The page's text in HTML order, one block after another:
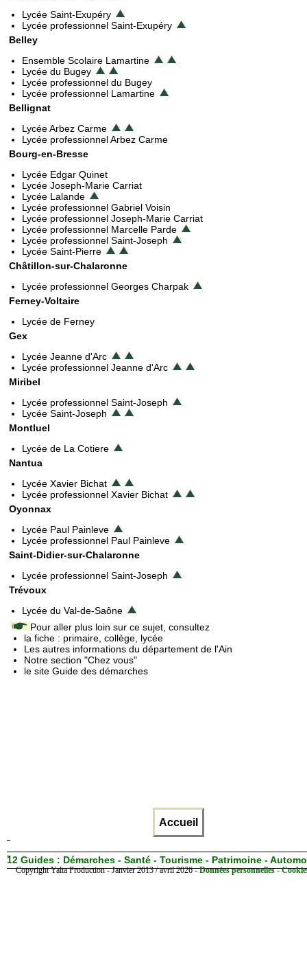
Lycée Saint-Exupéry
Lycée professionnel Saint-Exupéry
Belley
Ensemble Scolaire Lamartine
Lycée du Bugey
Lycée professionnel du Bugey
Lycée professionnel Lamartine
Bellignat
Lycée Arbez Carme
Lycée professionnel Arbez Carme
Bourg-en-Bresse
Lycée Edgar Quinet
Lycée Joseph-Marie Carriat
Lycée Lalande
Lycée professionnel Gabriel Voisin
Lycée professionnel Joseph-Marie Carriat
Lycée professionnel Marcelle Parde
Lycée professionnel Saint-Joseph
Lycée Saint-Pierre
Châtillon-sur-Chalaronne
Lycée professionnel Georges Charpak
Ferney-Voltaire
Lycée de Ferney
Gex
Lycée Jeanne d'Arc
Lycée professionnel Jeanne d'Arc
Miribel
Lycée professionnel Saint-Joseph
Lycée Saint-Joseph
Montluel
Lycée de La Cotiere
Nantua
Lycée Xavier Bichat
Lycée professionnel Xavier Bichat
Oyonnax
Lycée Paul Painleve
Lycée professionnel Paul Painleve
Saint-Didier-sur-Chalaronne
Lycée professionnel Saint-Joseph
Trévoux
Lycée du Val-de-Saône
Pour aller plus loin sur ce sujet, consultez
la fiche : primaire, collège, lycée
Les autres informations du département de l'Ain
Notre section "Chez vous"
le site Guide des démarches
Accueil
12 Guides : Démarches - Santé - Tourisme - Patrimoine -
Copyright Yalta Production - Janvier 2013 / avril 2026 -Données personnelles -